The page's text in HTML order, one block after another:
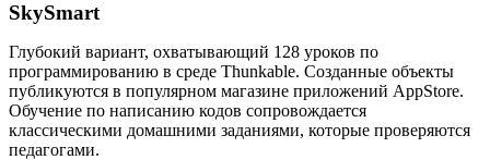
SkySmart
Глубокий вариант, охватывающий 128 уроков по
программированию в среде Thunkable. Созданные объекты
публикуются в популярном магазине приложений AppStore.
Обучение по написанию кодов сопровождается
классическими домашними заданиями, которые проверяются
педагогами.